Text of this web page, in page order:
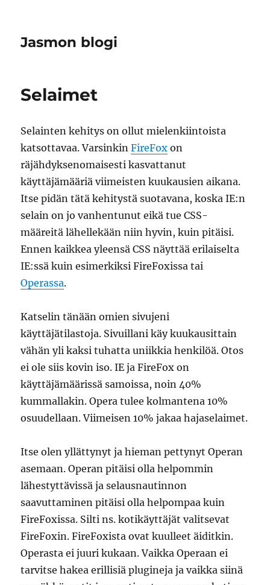
Jasmon blogi
Selaimet
Selainten kehitys on ollut mielenkiintoista
katsottavaa. VarsinkinFireFox on
räjähdyksenomaisesti kasvattanut
käyttäjämääriä viimeisten kuukausien aikana.
Itse pidän tätä kehitystä suotavana, koska IE:n
selain on jo vanhentunut eikä tue CSS-
määreitä lähellekään niin hyvin, kuin pitäisi.
Ennen kaikkea yleensä CSS näyttää erilaiselta
IE:ssä kuin esimerkiksi FireFoxissa tai
Operassa.
Katselin tänään omien sivujeni
käyttäjätilastoja. Sivuillani käy kuukausittain
vähän yli kaksi tuhatta uniikkia henkilöä. Otos
ei ole siis kovin iso. IE ja FireFox on
käyttäjämäärissä samoissa, noin 40%
kummallakin. Opera tulee kolmantena 10%
osuudellaan. Viimeisen 10% jakaa hajaselaimet.
Itse olen yllättynyt ja hieman pettynyt Operan
asemaan. Operan pitäisi olla helpommin
lähestyttävissä ja selausnautinnon
saavuttaminen pitäisi olla helpompaa kuin
FireFoxissa. Silti ns. kotikäyttäjät valitsevat
FireFoxin. FireFoxista ovat kuulleet äiditkin.
Operasta ei juuri kukaan. Vaikka Operaan ei
tarvitse hakea erillisiä plugineja ja vaikka siinä